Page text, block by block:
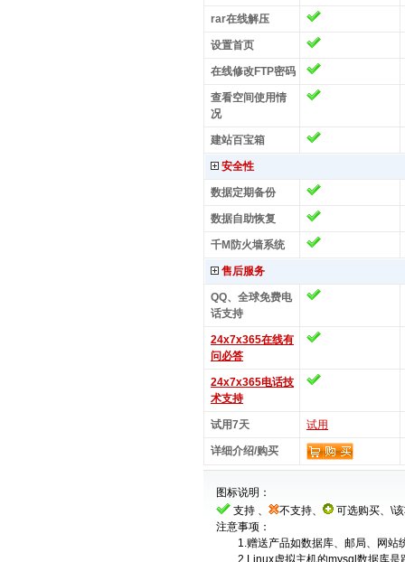
rar在线解压
设置首页
在线修改FTP密码
查看空间使用情
况
建站百宝箱
安全性
数据定期备份
数据自助恢复
千M防火墙系统
售后服务
QQ、全球免费电
话支持
24x7x365在线有
问必答
24x7x365电话技
术支持
试用7天 试用
详细介绍/购买
图标说明：
支持 、
不支持、
可选购买、\
注意事项：
1.赠送产品如数据库、邮局、网站
2.Linux虚拟主机的mysql数据库是